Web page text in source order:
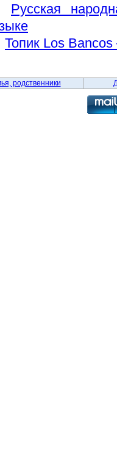
Русская
Топик Los
родственники